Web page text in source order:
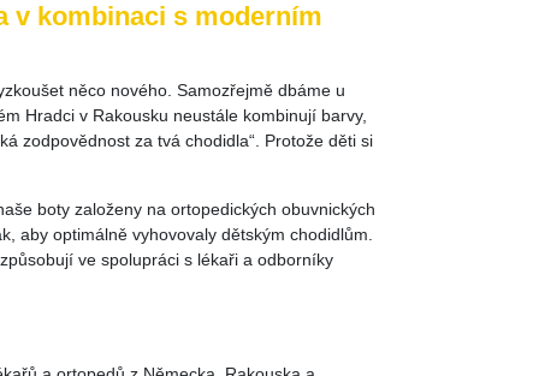
v kombinaci s moderním
něco nového. Samozřejmě dbáme u
Hradci v Rakousku neustále kombinují barvy,
zodpovědnost za tvá chodidla“. Protože děti si
boty založeny na ortopedických obuvnických
aby optimálně vyhovovaly dětským chodidlům.
ve spolupráci s lékaři a odborníky